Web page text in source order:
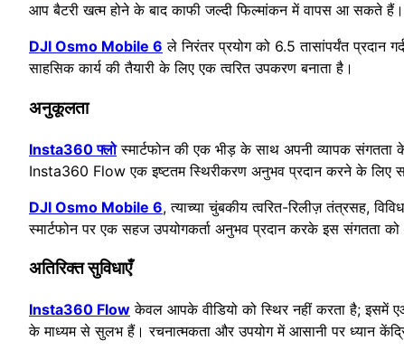
आप बैटरी खत्म होने के बाद काफी जल्दी फिल्मांकन में वापस आ सकते हैं।
DJI Osmo Mobile 6 ले निरंतर प्रयोग को 6.5 तासांपर्यंत
साहसिक कार्य की तैयारी के लिए एक त्वरित उपकरण बनाता है।
अनुकूलता
Insta360 फ्लोस्मार्टफोन की एक भीड़ के साथ अपनी व्यापक
Insta360 Flow एक इष्टतम स्थिरीकरण अनुभव प्रदान करने के लिए
DJI Osmo Mobile 6, त्याच्या चुंबकीय त्वरित-रिलीज़ तंत्रसह,
स्मार्टफोन पर एक सहज उपयोगकर्ता अनुभव प्रदान करके इस संगतता को
अतिरिक्त सुविधाएँ
Insta360 Flow केवल आपके वीडियो को स्थिर नहीं करता है; इसमें
के माध्यम से सुलभ हैं। रचनात्मकता और उपयोग में आसानी पर ध्यान